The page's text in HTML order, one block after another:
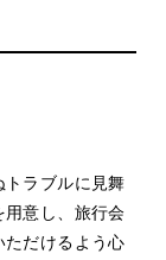
ラブルに見舞
意し、旅行会
だけるよう心